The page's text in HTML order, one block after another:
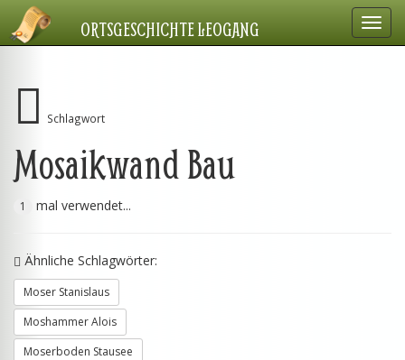
ORTSGESCHICHTE LEOGANG
Schlagwort
Mosaikwand Bau
1 mal verwendet...
Ähnliche Schlagwörter:
Moser Stanislaus
Moshammer Alois
Moserboden Stausee